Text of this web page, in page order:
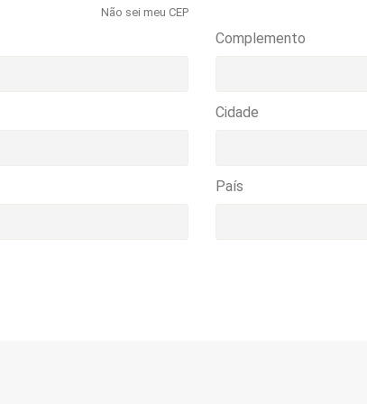
Não sei meu CEP
Complemento
Cidade
País